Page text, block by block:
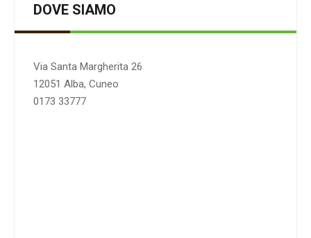
DOVE SIAMO
Via Santa Margherita 26
12051 Alba, Cuneo
0173 33777